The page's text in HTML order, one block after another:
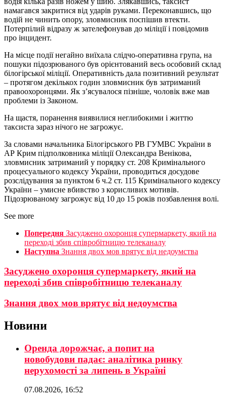
намагався закритися від ударів руками. Переконавшись, що
водій не чинить опору, зловмисник поспішив втекти.
Потерпілий відразу ж зателефонував до міліції і повідомив
про інцидент.
На місце події негайно виїхала слідчо-оперативна група, на
пошуки підозрюваного був орієнтований весь особовий склад
білогірської міліції. Оперативність дала позитивний результат
– протягом декількох годин зловмисник був затриманий
правоохоронцями. Як з’ясувалося пізніше, чоловік вже мав
проблеми із Законом.
На щастя, поранення виявилися неглибокими і життю
таксиста зараз нічого не загрожує.
За словами начальника Білогірського РВ ГУМВС України в
АР Крим підполковника міліції Олександра Венікова,
зловмисник затриманий у порядку ст. 208 Кримінального
процесуального кодексу України, проводиться досудове
розслідування за пунктом 6 ч.2 ст. 115 Кримінального кодексу
України – умисне вбивство з корисливих мотивів.
Підозрюваному загрожує від 10 до 15 років позбавлення волі.
See more
Попередня Засуджено охоронця супермаркету, який на
переході збив співробітницю телеканалу
Наступна Знання двох мов врятує від недоумства
Засуджено охоронця супермаркету, який на
переході збив співробітницю телеканалу
Знання двох мов врятує від недоумства
Новини
Оренда дорожчає, а попит на
новобудови падає: аналітика ринку
нерухомості за липень в Україні
07.08.2026, 16:52